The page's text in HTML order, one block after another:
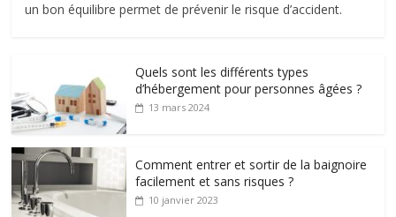
un bon équilibre permet de prévenir le risque d’accident.
Quels sont les différents types
d’hébergement pour personnes âgées ?
13 mars 2024
Comment entrer et sortir de la baignoire
facilement et sans risques ?
10 janvier 2023